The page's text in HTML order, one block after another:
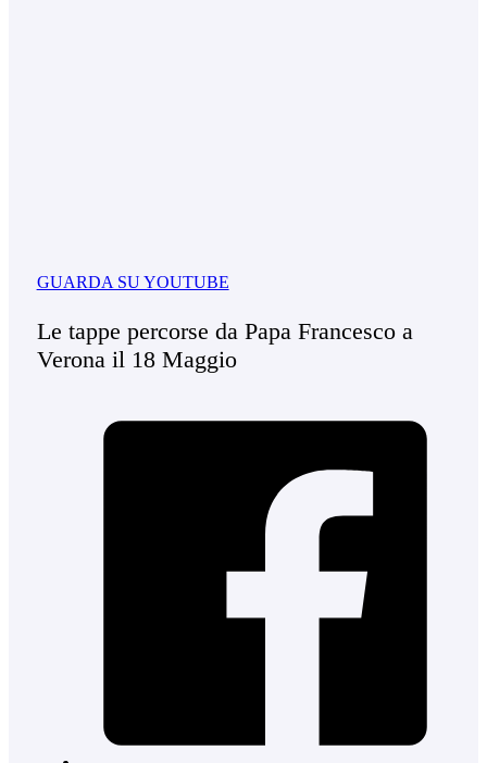
GUARDA SU YOUTUBE
Le tappe percorse da Papa Francesco a
Verona il 18 Maggio